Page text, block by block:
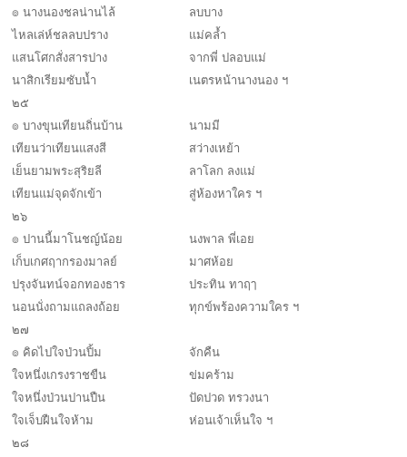
๏ นางนองชลน่านไล้
ลบบาง
ไหลเล่ห์ชลลบปราง
แม่คล้ำ
แสนโศกสั่งสารปาง
จากพี่ ปลอบแม่
นาสิกเรียมซับน้ำ
เนตรหน้านางนอง ฯ
๒๕
๏ บางขุนเทียนถิ่นบ้าน
นามมี
เทียนว่าเทียนแสงสี
สว่างเหย้า
เย็นยามพระสุริยลี
ลาโลก ลงแม่
เทียนแม่จุดจักเข้า
สู่ห้องหาใคร ฯ
๒๖
๏ ปานนี้มาโนชญ์น้อย
นงพาล พี่เอย
เก็บเกศฤากรองมาลย์
มาศห้อย
ปรุงจันทน์จอกทองธาร
ประทิน ทาฤๅ
นอนนั่งถามแถลงถ้อย
ทุกข์พร้องความใคร ฯ
๒๗
๏ คิดไปใจป่วนปิ้ม
จักคืน
ใจหนึ่งเกรงราชขืน
ข่มคร้าม
ใจหนึ่งป่วนปานปืน
ปัดปวด ทรวงนา
ใจเจ็บฝืนใจห้าม
ห่อนเจ้าเห็นใจ ฯ
๒๘